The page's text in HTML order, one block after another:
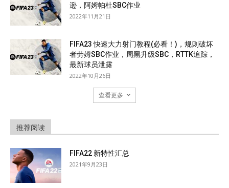
逊，阿姆帕杜SBC作业
2022年11月21日
FIFA23 快速大力射门教程(必看！)，规则破坏
者劳姆SBC作业，周黑升级SBC，RTTK追踪，
最新球员泄露
2022年10月26日
查看更多
推荐阅读
FIFA22 新特性汇总
2021年9月23日